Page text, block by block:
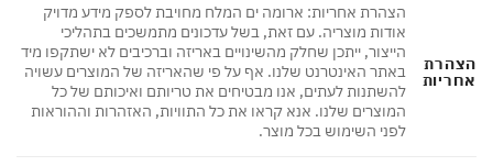
הצהרת
אחריות
הצהרת אחריות: ארומה ים המלח מחויבת לספק מידע מדויק
אודות מוצריה. עם זאת, בשל עדכונים מתמשכים בתהליכי
הייצור, ייתכן שחלק מהשינויים באריזה וברכיבים לא ישתקפו מיד
באתר האינטרנט שלנו. אף על פי שהאריזה של המוצרים עשויה
להשתנות לעתים, אנו מבטיחים את טריותם ואיכותם של כל
המוצרים שלנו. אנא קראו את כל התוויות, האזהרות וההוראות
לפני השימוש בכל מוצר.